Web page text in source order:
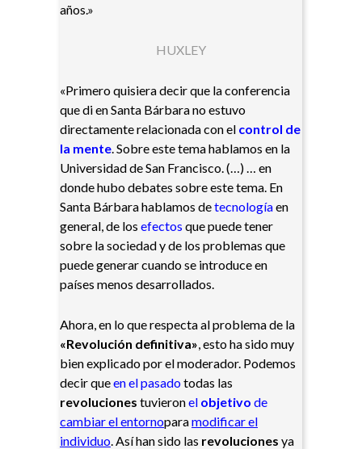
años.»
HUXLEY
«Primero quisiera decir que la conferencia
que di en Santa Bárbara no estuvo
directamente relacionada con el control de
la mente . Sobre este tema hablamos en la
Universidad de San Francisco. (…) … en
donde hubo debates sobre este tema. En
Santa Bárbara hablamos detecnologíaen
general, de los efectos que puede tener
sobre la sociedad y de los problemas que
puede generar cuando se introduce en
países menos desarrollados.
Ahora, en lo que respecta al problema de la
«Revolución definitiva» , esto ha sido muy
bien explicado por el moderador. Podemos
decir queen el pasadotodas las
revoluciones tuvieronel objetivo de
cambiar elentornoparamodificar el
individuo . Así han sido las revoluciones ya